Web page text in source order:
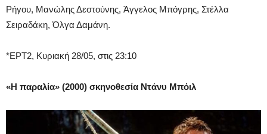
Ρήγου, Μανώλης Δεστούνης, Άγγελος Μπόγρης, Στέλλα
Σειραδάκη, Όλγα Δαμάνη.
*ΕΡΤ2, Κυριακή 28/05, στις 23:10
«Η παραλία» (2000) σκηνοθεσία Ντάνυ Μπόιλ